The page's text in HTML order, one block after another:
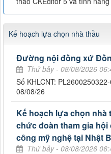
Kế hoạch lựa chọn nhà thầu
Đường nội đồng xứ
Thứ bảy - 08/08/2026
Số KHLCNT:
08/08/26
Kế hoạch lựa chọn nhà
chức đoàn tham gia
công mỹ nghệ tại Nhật
Thứ bảy - 08/08/2026